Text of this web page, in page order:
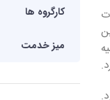
کارگروه ها
میز خدمت